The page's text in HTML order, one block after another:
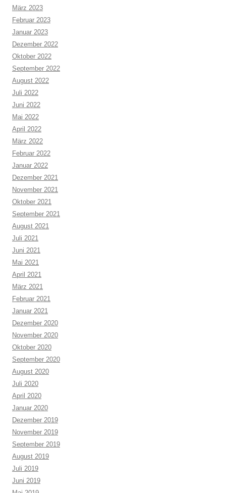
März 2023
Februar 2023
Januar 2023
Dezember 2022
Oktober 2022
September 2022
August 2022
Juli 2022
Juni 2022
Mai 2022
April 2022
März 2022
Februar 2022
Januar 2022
Dezember 2021
November 2021
Oktober 2021
September 2021
August 2021
Juli 2021
Juni 2021
Mai 2021
April 2021
März 2021
Februar 2021
Januar 2021
Dezember 2020
November 2020
Oktober 2020
September 2020
August 2020
Juli 2020
April 2020
Januar 2020
Dezember 2019
November 2019
September 2019
August 2019
Juli 2019
Juni 2019